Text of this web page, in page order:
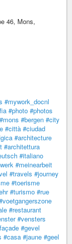
46, Mons,
#mywork_docnl
#photo #photos
#mons #bergen #city
#città #ciudad
#architecture
#architettura
#italiano
#meinearbeit
#travels #journey
#toerisme
#turismo #rue
#restaurant
#vensters
#gevel
#casa #jaune #geel